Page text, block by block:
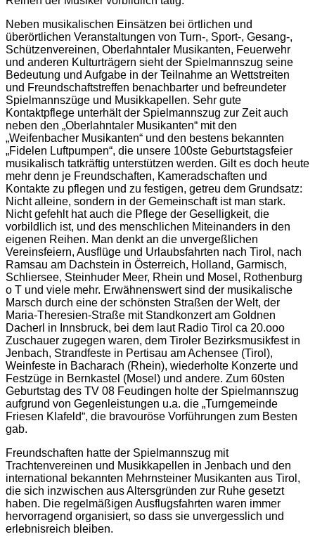
Neben musikalischen Einsätzen bei örtlichen und
überörtlichen Veranstaltungen von Turn-, Sport-, Gesang-,
Schützenvereinen, Oberlahntaler Musikanten, Feuerwehr
und anderen Kulturträgern sieht der Spielmannszug seine
Bedeutung und Aufgabe in der Teilnahme an Wettstreiten
und Freundschaftstreffen benachbarter und befreundeter
Spielmannszüge und Musikkapellen. Sehr gute
Kontaktpflege unterhält der Spielmannszug zur Zeit auch
neben den „Oberlahntaler Musikanten“ mit den
„Weifenbacher Musikanten“ und den bestens bekannten
„Fidelen Luftpumpen“, die unsere 100ste Geburtstagsfeier
musikalisch tatkräftig unterstützen werden. Gilt es doch heute
mehr denn je Freundschaften, Kameradschaften und
Kontakte zu pflegen und zu festigen, getreu dem Grundsatz:
Nicht alleine, sondern in der Gemeinschaft ist man stark.
Nicht gefehlt hat auch die Pflege der Geselligkeit, die
vorbildlich ist, und des menschlichen Miteinanders in den
eigenen Reihen. Man denkt an die unvergeßlichen
Vereinsfeiern, Ausflüge und Urlaubsfahrten nach Tirol, nach
Ramsau am Dachstein in Österreich, Holland, Garmisch,
Schliersee, Steinhuder Meer, Rhein und Mosel, Rothenburg
o T und viele mehr. Erwähnenswert sind der musikalische
Marsch durch eine der schönsten Straßen der Welt, der
Maria-Theresien-Straße mit Standkonzert am Goldnen
Dacherl in Innsbruck, bei dem laut Radio Tirol ca 20.ooo
Zuschauer zugegen waren, dem Tiroler Bezirksmusikfest in
Jenbach, Strandfeste in Pertisau am Achensee (Tirol),
Weinfeste in Bacharach (Rhein), wiederholte Konzerte und
Festzüge in Bernkastel (Mosel) und andere. Zum 60sten
Geburtstag des TV 08 Feudingen holte der Spielmannszug
aufgrund von Gegenleistungen u.a. die „Turngemeinde
Friesen Klafeld“, die bravouröse Vorführungen zum Besten
gab.
Freundschaften hatte der Spielmannszug mit
Trachtenvereinen und Musikkapellen in Jenbach und den
international bekannten Mehrnsteiner Musikanten aus Tirol,
die sich inzwischen aus Altersgründen zur Ruhe gesetzt
haben. Die regelmäßigen Ausflugsfahrten waren immer
hervorragend organisiert, so dass sie unvergesslich und
erlebnisreich bleiben.